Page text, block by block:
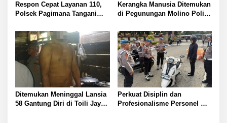
Respon Cepat Layanan 110,
Polsek Pagimana Tangani
Lobu
Kerangka Manusia Ditemukan
di Pegunungan Molino Polisi
Ditemukan Meninggal Lansia
58 Gantung Diri di Toili Jaya
Perkuat Disiplin dan
Profesionalisme Personel